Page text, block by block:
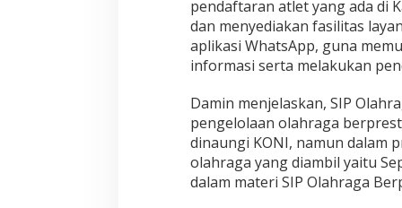
pendaftaran atlet yang ada di
dan menyediakan fasilitas
aplikasi WhatsApp, guna
informasi serta melakukan
Damin menjelaskan, SIP
pengelolaan olahraga
dinaungi KONI, namun dalam
olahraga yang diambil yaitu
dalam materi SIP Olahraga